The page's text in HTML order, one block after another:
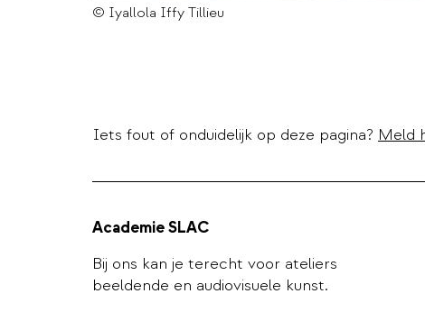
© Iyallola Iffy Tillieu
Iets fout of onduidelijk op deze pagina? Meld
Academie SLAC
Bij ons kan je terecht voor ateliers
beeldende en audiovisuele kunst.